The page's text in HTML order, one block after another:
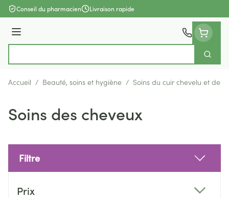
Aller au contenu
Conseil du pharmacien Livraison rapide
Menu
Accueil / Beauté, soins et hygiène / Soins du cuir chevelu et des
Soins des cheveux
Filtre
Prix